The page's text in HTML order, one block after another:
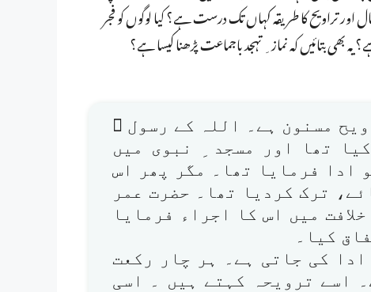
اور تراویح کا طریقہ کہاں تک درست ہے؟ کیا لوگوں کو فجر
بتائیں کہ نماز ِ تہجد باجماعت پڑھنا کیسا ہے؟
مسنون ہے۔ اللہ کے رسول ﷺ
تھا اور مسجد ِ نبوی میں
ادا فرمایا تھا۔ مگر پھر اس
ترک کردیا تھا۔ حضرت عمر
میں اس کا اجراء فرمایا
کیا۔
کی جاتی ہے۔ ہر چار رکعت
اسے ترویحہ کہتے ہیں ۔ اسی